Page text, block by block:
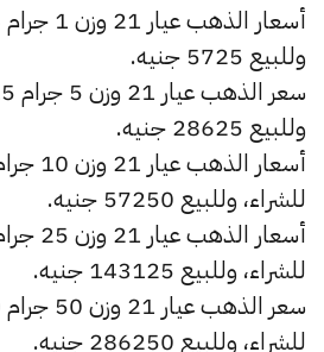
وللبيع 5725 جنيه.
وللبيع 28625 جنيه.
للشراء، وللبيع 57250 جنيه.
للشراء، وللبيع 143125 جنيه.
للشراء، وللبيع 286250 جنيه.